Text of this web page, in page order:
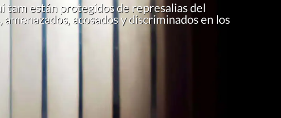
tam están protegidos de represalias del
acosados y discriminados en los